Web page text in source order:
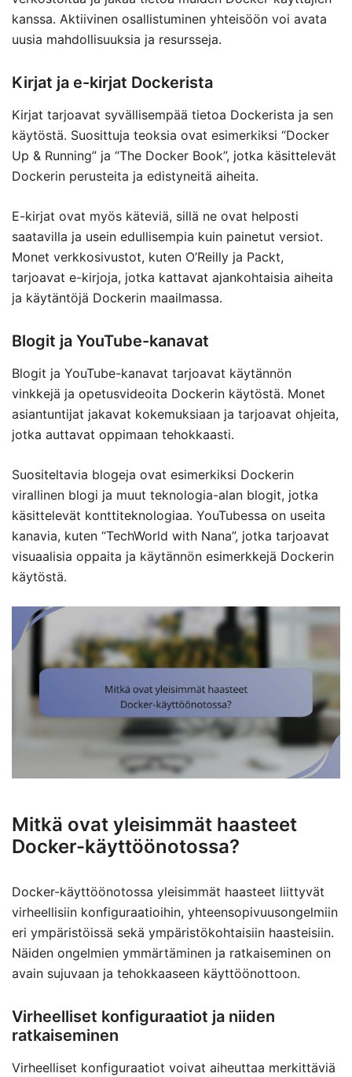
kanssa. Aktiivinen osallistuminen yhteisöön voi avata
uusia mahdollisuuksia ja resursseja.
Kirjat ja e-kirjat Dockerista
Kirjat tarjoavat syvällisempää tietoa Dockerista ja sen
käytöstä. Suosittuja teoksia ovat esimerkiksi “Docker
Up & Running” ja “The Docker Book”, jotka käsittelevät
Dockerin perusteita ja edistyneitä aiheita.
E-kirjat ovat myös käteviä, sillä ne ovat helposti
saatavilla ja usein edullisempia kuin painetut versiot.
Monet verkkosivustot, kuten O’Reilly ja Packt,
tarjoavat e-kirjoja, jotka kattavat ajankohtaisia aiheita
ja käytäntöjä Dockerin maailmassa.
Blogit ja YouTube-kanavat
Blogit ja YouTube-kanavat tarjoavat käytännön
vinkkejä ja opetusvideoita Dockerin käytöstä. Monet
asiantuntijat jakavat kokemuksiaan ja tarjoavat ohjeita,
jotka auttavat oppimaan tehokkaasti.
Suositeltavia blogeja ovat esimerkiksi Dockerin
virallinen blogi ja muut teknologia-alan blogit, jotka
käsittelevät konttiteknologiaa. YouTubessa on useita
kanavia, kuten “TechWorld with Nana”, jotka tarjoavat
visuaalisia oppaita ja käytännön esimerkkejä Dockerin
käytöstä.
Mitkä ovat yleisimmät haasteet
Docker-käyttöönotossa?
Docker-käyttöönotossa yleisimmät haasteet liittyvät
virheellisiin konfiguraatioihin, yhteensopivuusongelmiin
eri ympäristöissä sekä ympäristökohtaisiin haasteisiin.
Näiden ongelmien ymmärtäminen ja ratkaiseminen on
avain sujuvaan ja tehokkaaseen käyttöönottoon.
Virheelliset konfiguraatiot ja niiden
ratkaiseminen
Virheelliset konfiguraatiot voivat aiheuttaa merkittäviä